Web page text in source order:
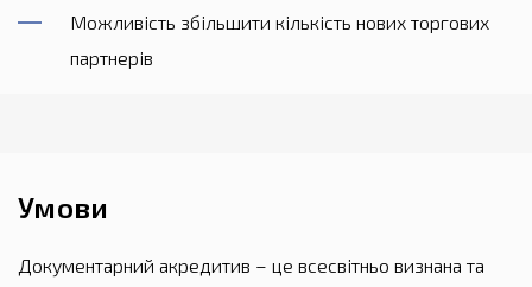
Можливість збільшити кількість нових торгових
партнерів
Умови
Документарний акредитив – це всесвітньо визнана та